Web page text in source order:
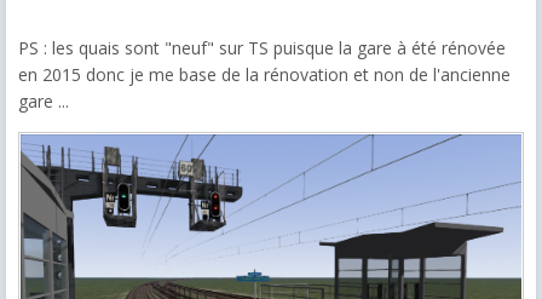
PS : les quais sont "neuf" sur TS puisque la gare à été rénovée
en 2015 donc je me base de la rénovation et non de l'ancienne
gare ...